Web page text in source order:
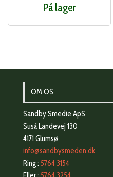
188,00 kr..
På lager
OM OS
Sandby Smedie ApS
Suså Landevej 130
4171 Glumsø
info@sandbysmeden.dk
Ring : 5764 3154